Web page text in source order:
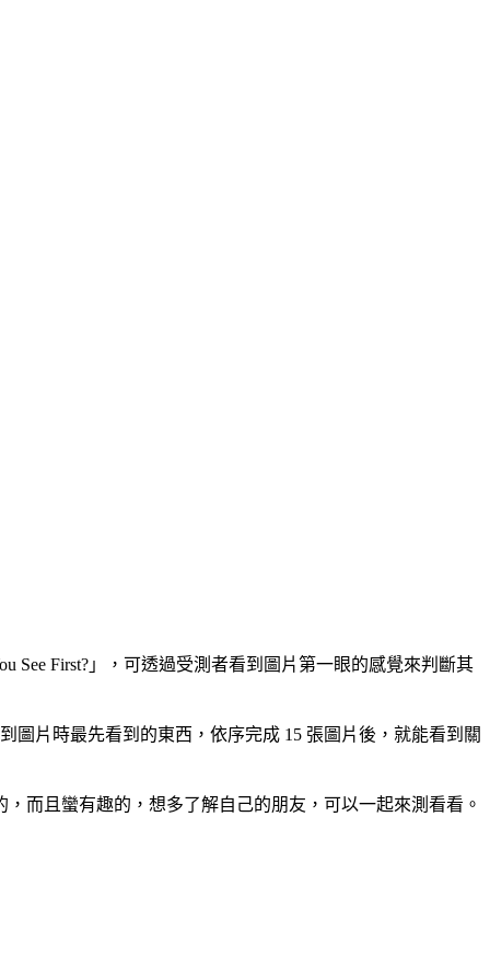
See First?」，可透過受測者看到圖片第一眼的感覺來判斷其
圖片時最先看到的東西，依序完成 15 張圖片後，就能看到關
而且蠻有趣的，想多了解自己的朋友，可以一起來測看看。